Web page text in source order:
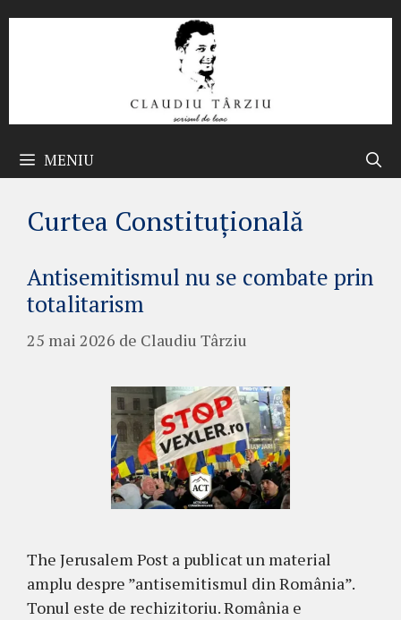
MENIU
Curtea Constituțională
Antisemitismul nu se combate prin
totalitarism
25 mai 2026 de Claudiu Târziu
The Jerusalem Post a publicat un material
amplu despre ”antisemitismul din România”.
Tonul este de rechizitoriu. România e